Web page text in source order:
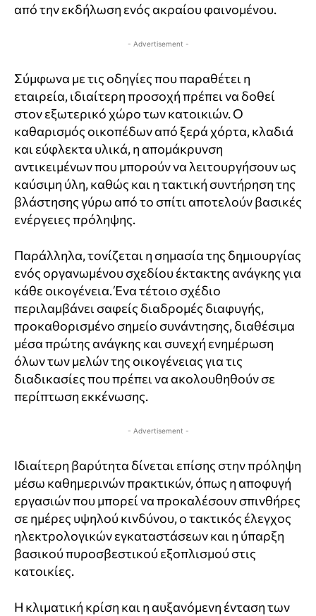
από την εκδήλωση ενός ακραίου φαινομένου.
- Advertisement -
Σύμφωνα με τις οδηγίες που παραθέτει η
εταιρεία, ιδιαίτερη προσοχή πρέπει να δοθεί
στον εξωτερικό χώρο των κατοικιών. Ο
καθαρισμός οικοπέδων από ξερά χόρτα, κλαδιά
και εύφλεκτα υλικά, η απομάκρυνση
αντικειμένων που μπορούν να λειτουργήσουν ως
καύσιμη ύλη, καθώς και η τακτική συντήρηση της
βλάστησης γύρω από το σπίτι αποτελούν βασικές
ενέργειες πρόληψης.
Παράλληλα, τονίζεται η σημασία της δημιουργίας
ενός οργανωμένου σχεδίου έκτακτης ανάγκης για
κάθε οικογένεια. Ένα τέτοιο σχέδιο
περιλαμβάνει σαφείς διαδρομές διαφυγής,
προκαθορισμένο σημείο συνάντησης, διαθέσιμα
μέσα πρώτης ανάγκης και συνεχή ενημέρωση
όλων των μελών της οικογένειας για τις
διαδικασίες που πρέπει να ακολουθηθούν σε
περίπτωση εκκένωσης.
- Advertisement -
Ιδιαίτερη βαρύτητα δίνεται επίσης στην πρόληψη
μέσω καθημερινών πρακτικών, όπως η αποφυγή
εργασιών που μπορεί να προκαλέσουν σπινθήρες
σε ημέρες υψηλού κινδύνου, ο τακτικός έλεγχος
ηλεκτρολογικών εγκαταστάσεων και η ύπαρξη
βασικού πυροσβεστικού εξοπλισμού στις
κατοικίες.
Η κλιματική κρίση και η αυξανόμενη ένταση των